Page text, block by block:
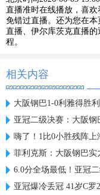
直播准时在线播放，喜
免错过直播。还为您在
直播、伊尔库茨克直播
程。
相关内容
大阪钢巴1-0利雅得胜
亚冠二级决赛：大阪
嗨了！1比0小胜残阵
菲利克斯：大阪钢巴
6.0分全场最低！亚冠二
亚冠爆冷丢冠 41岁C